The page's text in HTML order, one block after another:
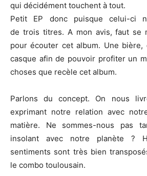
qui décidément touchent à tout.
Petit EP donc puisque celui-ci
de trois titres. A mon avis, faut se
pour écouter cet album. Une bière,
casque afin de pouvoir profiter un
choses que recèle cet album.
Parlons du concept. On nous
exprimant notre relation avec
matière. Ne sommes-nous pas
insolant avec notre planète ?
sentiments sont très bien
le combo toulousain.